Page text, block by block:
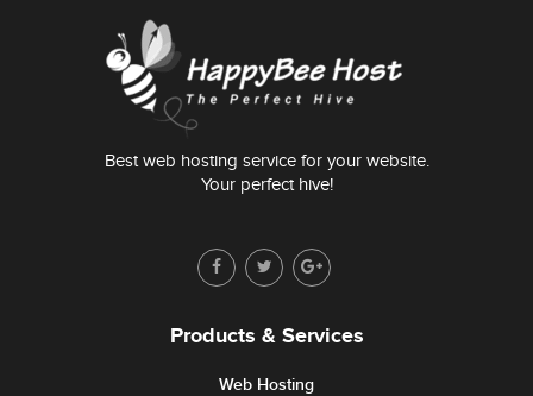
Best web hosting service for your website.
Your perfect hive!
Products & Services
Web Hosting